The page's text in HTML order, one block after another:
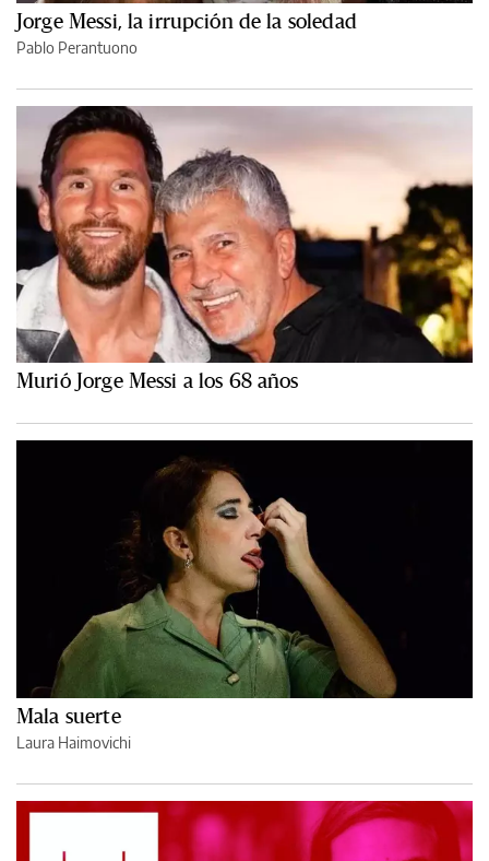
Jorge Messi, la irrupción de la soledad
Pablo Perantuono
Murió Jorge Messi a los 68 años
Mala suerte
Laura Haimovichi